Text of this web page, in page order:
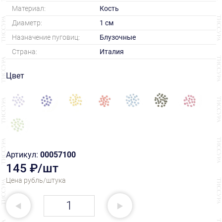
Материал:
Кость
Диаметр:
1 см
Назначение пуговиц:
Блузочные
Страна:
Италия
Цвет
Артикул: 00057100
145 ₽/шт
Цена рубль/штука